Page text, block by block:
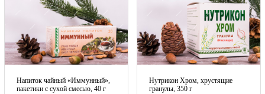
Напиток чайный «Иммунный»,
пакетики с сухой смесью, 40 г
Нутрикон Хром, хрустящие
гранулы, 350 г